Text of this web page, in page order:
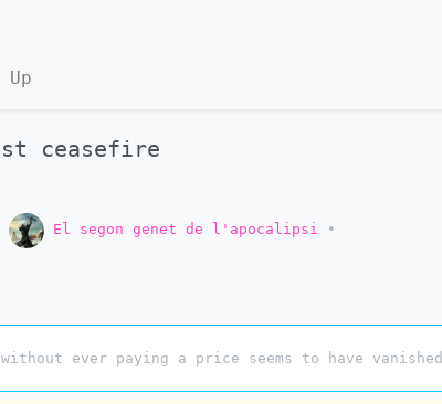
Up
ceasefire
El segon genet de l'apocalipsi
•
ever paying a price seems to have vanished